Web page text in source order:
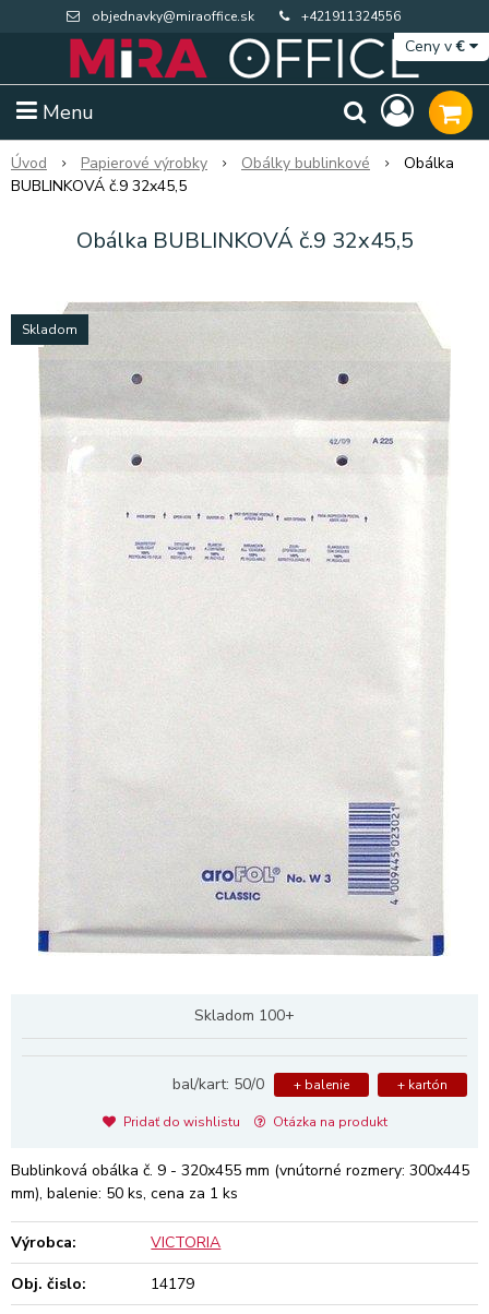
objednavky@miraoffice.sk +421911324556
Menu
Ceny v€
Extra výpredaj zásob Výpredaj BTS
Úvod Papierové výrobky Obálky bublinkové
Obálka
BUBLINKOVÁ č.9 32x45,5
Obálka BUBLINKOVÁ č.9 32x45,5
Skladom
Skladom 100+
bal/kart: 50/0 + balenie + kartón
Pridať do wishlistu Otázka na produkt
Bublinková obálka č. 9 - 320x455 mm (vnútorné rozmery: 300x445
mm), balenie: 50 ks, cena za 1 ks
Výrobca:
VICTORIA
Obj. čislo:
14179